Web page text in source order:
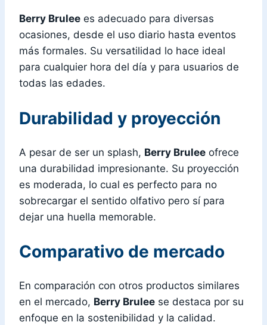
Berry Brulee es adecuado para diversas
ocasiones, desde el uso diario hasta eventos
más formales. Su versatilidad lo hace ideal
para cualquier hora del día y para usuarios de
todas las edades.
Durabilidad y proyección
A pesar de ser un splash, Berry Brulee ofrece
una durabilidad impresionante. Su proyección
es moderada, lo cual es perfecto para no
sobrecargar el sentido olfativo pero sí para
dejar una huella memorable.
Comparativo de mercado
En comparación con otros productos similares
en el mercado, Berry Brulee se destaca por su
enfoque en la sostenibilidad y la calidad.